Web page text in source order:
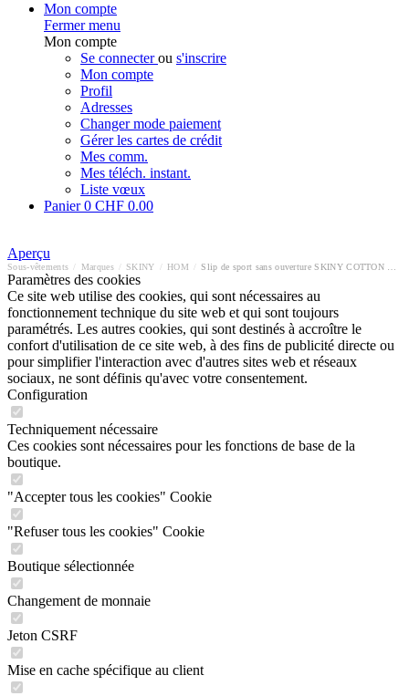
Mon compte
Fermer menu
Mon compte
Se connecterou s'inscrire
Mon compte
Profil
Adresses
Changer mode paiement
Gérer les cartes de crédit
Mes comm.
Mes téléch. instant.
Liste vœux
Panier0 CHF 0.00
Aperçu
Sous-vêtements Marques SKINY HOM
Paramètres des cookies
Ce site web utilise des cookies, qui sont nécessaires au
fonctionnement technique du site web et qui sont toujours
paramétrés. Les autres cookies, qui sont destinés à accroître le
confort d'utilisation de ce site web, à des fins de publicité directe ou
pour simplifier l'interaction avec d'autres sites web et réseaux
sociaux, ne sont définis qu'avec votre consentement.
Configuration
Techniquement nécessaire
Ces cookies sont nécessaires pour les fonctions de base de la
boutique.
"Accepter tous les cookies" Cookie
"Refuser tous les cookies" Cookie
Boutique sélectionnée
Changement de monnaie
Jeton CSRF
Mise en cache spécifique au client